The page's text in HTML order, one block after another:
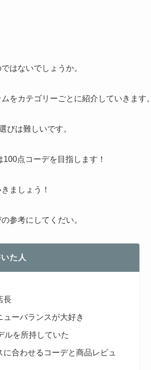
はないでしょうか。
をカテゴリーごとに紹介していきます。
びは難しいです。
点コーデを目指します！
ましょう！
参考にしてくだい。
た人
長
ューバランスが大好き
ルを所持していた
に合わせるコーデと商品レビュ